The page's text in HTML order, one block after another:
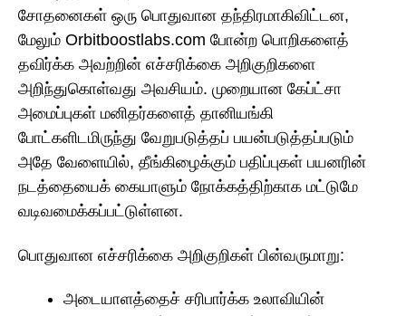
சோதனைகள் ஒரு பொதுவான தந்திரமாகிவிட்டன,
மேலும் Orbitboostlabs.com போன்ற பொறிகளைத்
தவிர்க்க அவற்றின் எச்சரிக்கை அறிகுறிகளை
அறிந்துகொள்வது அவசியம். முறையான கேப்ட்சா
அமைப்புகள் மனிதர்களைத் தானியங்கி
போட்களிடமிருந்து வேறுபடுத்தப் பயன்படுத்தப்படும்
அதே வேளையில், தீங்கிழைக்கும் பதிப்புகள் பயனரின்
நடத்தையைக் கையாளும் நோக்கத்திற்காக மட்டுமே
வடிவமைக்கப்பட்டுள்ளன.
பொதுவான எச்சரிக்கை அறிகுறிகள் பின்வருமாறு:
அடையாளத்தைச் சரிபார்க்க உலாவியின்